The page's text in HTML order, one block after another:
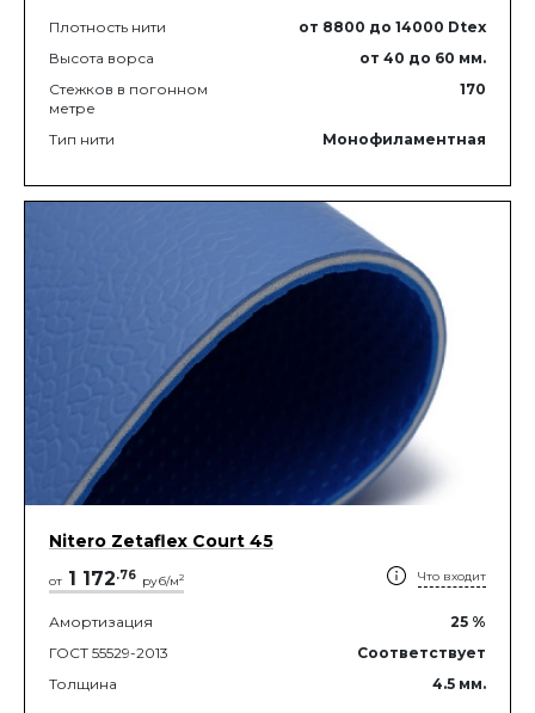
Плотность нити от 8800 до 14000 Dtex
Высота ворса
от 40 до 60 мм.
Стежков в погонном
метре
170
Тип нити Монофиламентная
Nitero Zetaflex Court 45
от 1 172.76 руб/м2 Что входит
Амортизация 25 %
ГОСТ 55529-2013
Соответствует
Толщина
4.5 мм.